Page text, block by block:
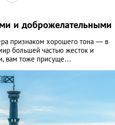
и доброжелательными
признаком хорошего тона — в
большей частью жесток и
вам тоже присуще…